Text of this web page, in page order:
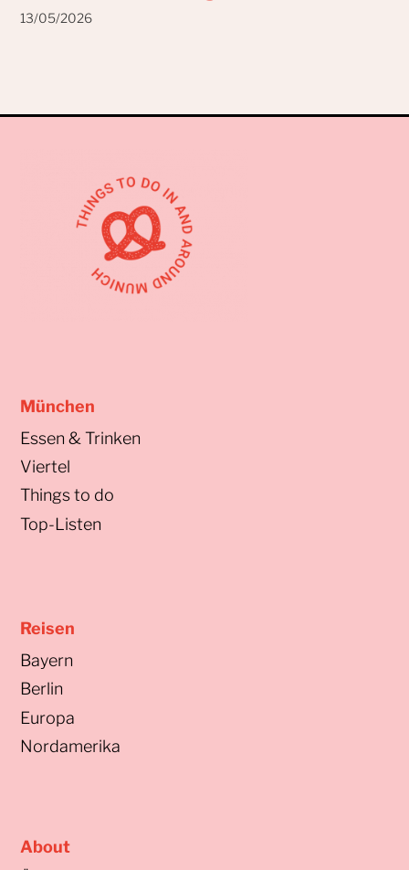
13/05/2026
München
Essen & Trinken
Viertel
Things to do
Top-Listen
Reisen
Bayern
Berlin
Europa
Nordamerika
About